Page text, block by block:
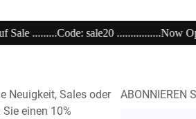
Open unser
Neuigkeit, Sales oder
einen 10%
ABONNIEREN